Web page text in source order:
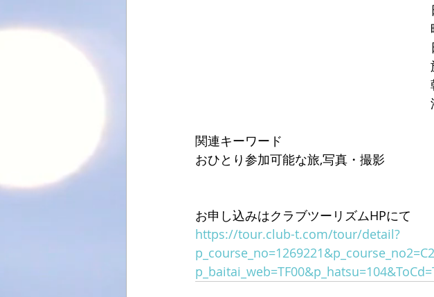
関連キーワード
おひとり参加可能な旅,写真・撮影
お申し込みはクラブツーリズムHPにて
https://tour.club-t.com/tour/detail?